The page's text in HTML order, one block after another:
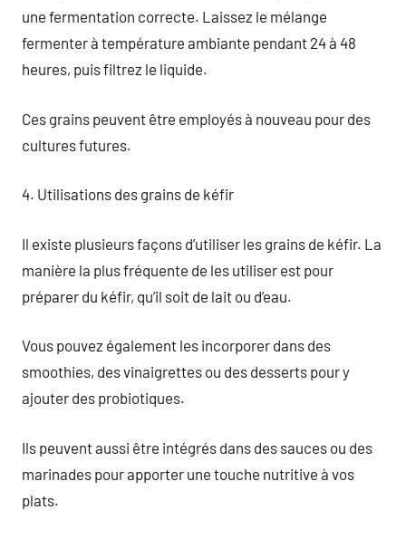
une fermentation correcte. Laissez le mélange
fermenter à température ambiante pendant 24 à 48
heures, puis filtrez le liquide.
Ces grains peuvent être employés à nouveau pour des
cultures futures.
4. Utilisations des grains de kéfir
Il existe plusieurs façons d’utiliser les grains de kéfir. La
manière la plus fréquente de les utiliser est pour
préparer du kéfir, qu’il soit de lait ou d’eau.
Vous pouvez également les incorporer dans des
smoothies, des vinaigrettes ou des desserts pour y
ajouter des probiotiques.
Ils peuvent aussi être intégrés dans des sauces ou des
marinades pour apporter une touche nutritive à vos
plats.